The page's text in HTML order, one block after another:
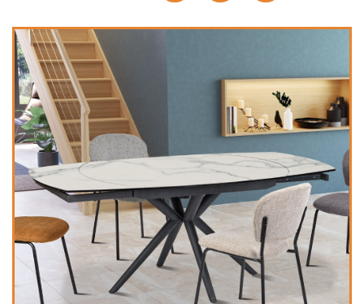
décoration